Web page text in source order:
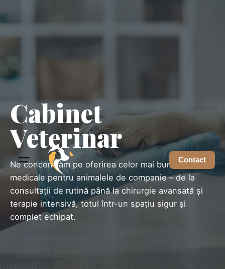
Contact
Cabinet
Veterinar
Ne concentrăm pe oferirea celor mai bune soluții
medicale pentru animalele de companie – de la
consultații de rutină până la chirurgie avansată și
terapie intensivă, totul într-un spațiu sigur și
complet echipat.